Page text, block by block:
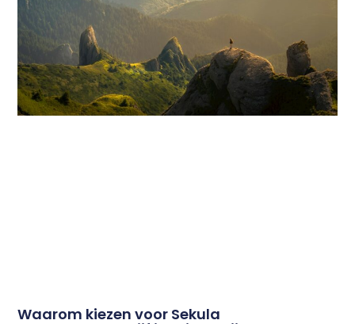
Waarom kiezen voor Sekula